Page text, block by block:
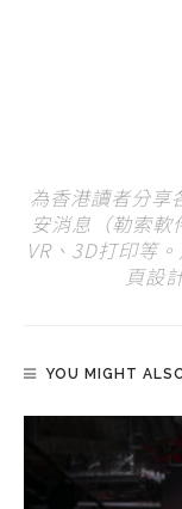
為香港讀者分享
安消息（勒索軟
VR、3D打印等
頁設
YOU MIGHT